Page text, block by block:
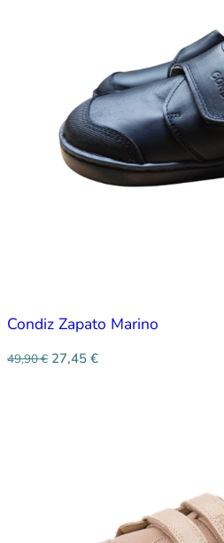
Condiz Zapato Marino
49,90€ 27,45 €